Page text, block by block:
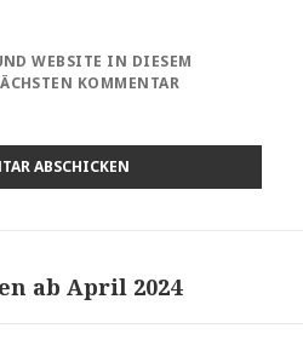
WEBSITE IN DIESEM
KOMMENTAR
ab April 2024